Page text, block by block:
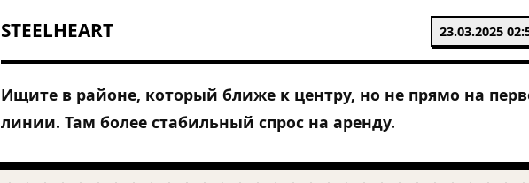
STEELHEART 23.03.2025
Ищите в районе, который ближе к центру, но не прямо на
линии. Там более стабильный спрос на аренду.